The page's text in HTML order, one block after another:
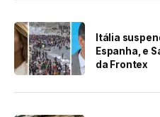
Itália
Espanha, e
da Frontex